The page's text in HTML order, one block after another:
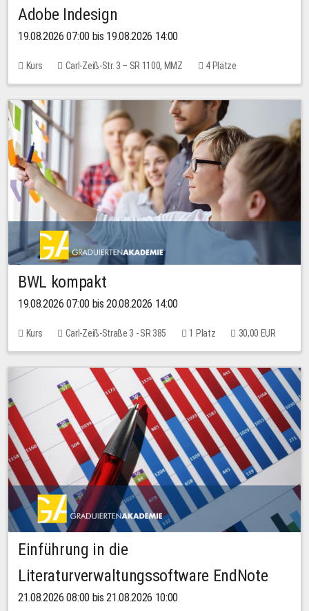
Adobe Indesign
19.08.2026 07:00 bis 19.08.2026 14:00
Kurs Carl-Zeiß-Str. 3 – SR 1100, MMZ 4 Plätze
BWL kompakt
19.08.2026 07:00 bis 20.08.2026 14:00
Kurs Carl-Zeiß-Straße 3 - SR 385 1 Platz 30,00 EUR
Einführung in die
Literaturverwaltungssoftware EndNote
21.08.2026 08:00 bis 21.08.2026 10:00